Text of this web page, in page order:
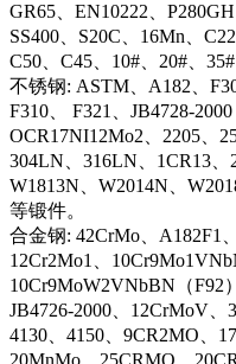
GR65、EN10222、
SS400、S20C、16Mn、
C50、C45、10#、20#、
不锈钢: ASTM、A182、
F310、 F321、JB4728-
OCR17NI12Mo2、2205、
304LN、316LN、1CR13、
W1813N、W2014N、
等锻件。
合金钢: 42CrMo、A182F1
12Cr2Mo1、
10Cr9MoW2VNbBN（F92
JB4726-2000、12CrMoV、
4130、4150、9CR2MO、